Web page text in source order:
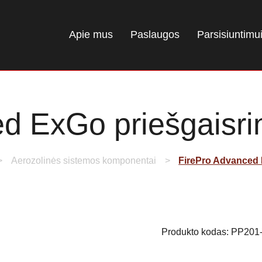
Apie mus Paslaugos Parsisiuntimui
ExGo
Aerozolinės sistemos komponentai FirePro
Produkto kodas: